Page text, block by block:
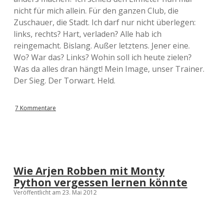
nicht für mich allein. Für den ganzen Club, die
Zuschauer, die Stadt. Ich darf nur nicht überlegen:
links, rechts? Hart, verladen? Alle hab ich
reingemacht. Bislang. Außer letztens. Jener eine.
Wo? War das? Links? Wohin soll ich heute zielen?
Was da alles dran hängt! Mein Image, unser Trainer.
Der Sieg. Der Torwart. Held.
7 Kommentare
Wie Arjen Robben mit Monty
Python vergessen lernen könnte
Veröffentlicht am 23. Mai 2012